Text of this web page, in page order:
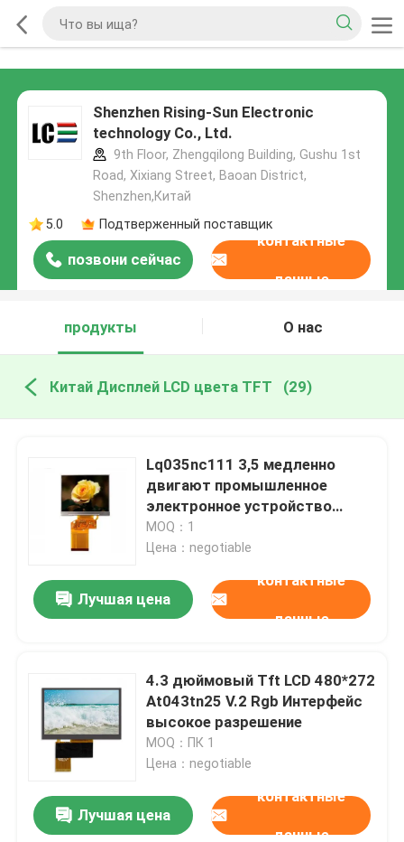
Shenzhen Rising-Sun Electronic
technology Co., Ltd.
9th Floor, Zhengqilong Building, Gushu 1st
Road, Xixiang Street, Baoan District,
Shenzhen,Китай
5.0
Подтверженный поставщик
позвони сейчас
контактные
данные
продукты О нас
Китай Дисплей LCD цвета TFT (29)
Lq035nc111 3,5 медленно
двигают промышленное
электронное устройство
320x240 дисплея Lcd дисплея
Tft
MOQ：1
Цена：negotiable
Лучшая цена
контактные
данные
4.3 дюймовый Tft LCD 480*272
At043tn25 V.2 Rgb Интерфейс
высокое разрешение
MOQ：ПК 1
Цена：negotiable
Лучшая цена
контактные
данные